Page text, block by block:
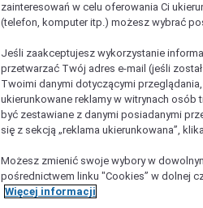
zainteresowań w celu oferowania Ci
(telefon, komputer itp.) możesz wybrać
Jeśli zaakceptujesz wykorzystanie
przetwarzać Twój adres e-mail (jeśli
Twoimi danymi dotyczącymi
ukierunkowane reklamy w witrynach
być zestawiane z danymi posiadanymi
się z sekcją „reklama ukierunkowana”,
Możesz zmienić swoje wybory w
pośrednictwem linku "Cookies” w dolnej
Więcej informacji